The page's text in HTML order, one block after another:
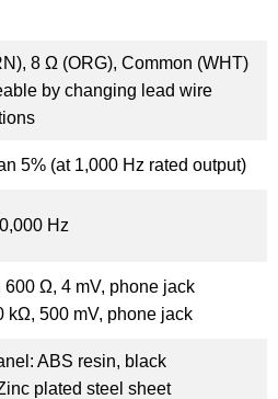
8 Ω (ORG), Common (WHT)
by changing lead wire
5% (at 1,000 Hz rated output)
Hz
600 Ω, 4 mV, phone jack
kΩ, 500 mV, phone jack
ABS resin, black
plated steel sheet